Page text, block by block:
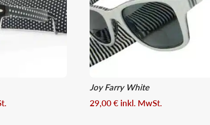
Joy Farry White
29,00€ inkl. MwSt.